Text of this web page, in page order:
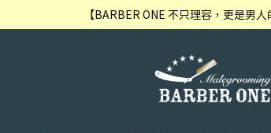
【BARBER ONE 不只理容，更是男人